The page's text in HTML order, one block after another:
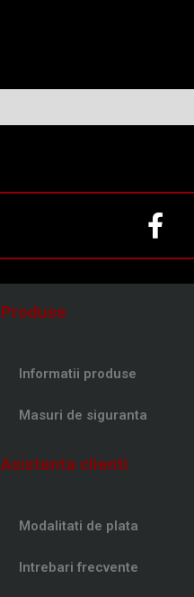
F
a
c
Produse
Informatii produse
Masuri de siguranta
Asistenta clienti
Modalitati de plata
Intrebari frecvente